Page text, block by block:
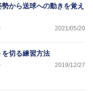
から送球への動きを覚え
2021/05/20
切る練習方法
2019/12/27